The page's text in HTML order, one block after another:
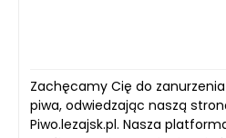
Zachęcamy Cię do
piwa, odwiedzając naszą
Piwo.lezajsk.pl. Nasza